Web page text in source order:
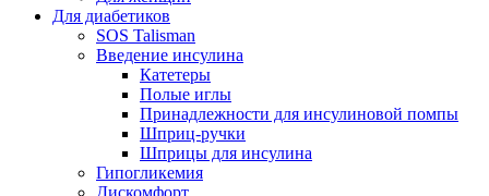
Для диабетиков
SOS Talisman
Введение инсулина
Катетеры
Полые иглы
Принадлежности для инсулиновой помпы
Шприц-ручки
Шприцы для инсулина
Гипогликемия